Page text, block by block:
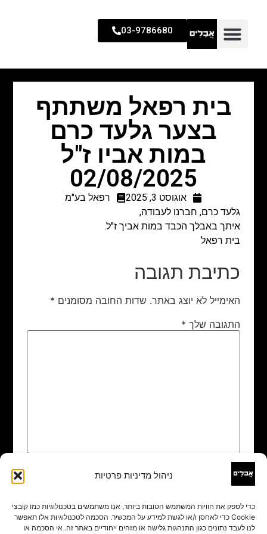
ניהול מדיניות פרטיות
כדי לספק את חוויות המשתמש הטובות ביותר, אנו משתמשים בטכנולוגיות כמו קובצי
Cookie כדי לאחסן ו/או לגשת למידע על המכשיר. הסכמה לטכנולוגיות אלו תאפשר
לנו לעבד נתונים כגון התנהגות גלישה או מזהים ייחודיים באתר זה. אי הסכמה או
03-9786680
בית רפאל משתתף
בצער גלעד כרם
במות אביו ז"ל
02/08/2025
אוגוסט 3, 2025
רפאל בע"מ
גלעד כרם, חברנו לעבודה,
איתך באבלך הכבד במות אביך ז"ל.
בית רפאל
כתיבת תגובה
האימייל לא יוצג באתר. שדות החובה מסומנים *
התגובה שלך *
שם
אימייל*